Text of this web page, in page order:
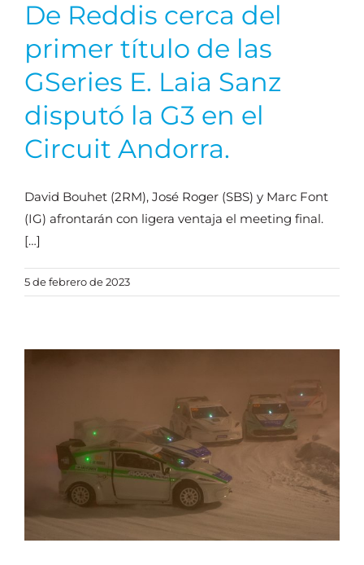
De Reddis cerca del
primer título de las
GSeries E. Laia Sanz
disputó la G3 en el
Circuit Andorra.
David Bouhet (2RM), José Roger (SBS) y Marc Font
(IG) afrontarán con ligera ventaja el meeting final.
[…]
5 de febrero de 2023